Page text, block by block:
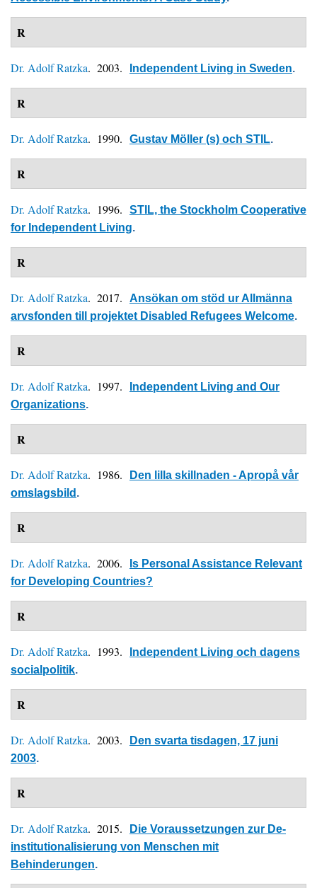
R
Dr. Adolf Ratzka. 2003. Independent Living in Sweden.
R
Dr. Adolf Ratzka. 1990. Gustav Möller (s) och STIL.
R
Dr. Adolf Ratzka. 1996.
STIL, the Stockholm Cooperative
for Independent Living.
R
Dr. Adolf Ratzka. 2017.
Ansökan om stöd ur Allmänna
arvsfonden till projektet Disabled Refugees Welcome.
R
Dr. Adolf Ratzka. 1997.
Independent Living and Our
Organizations.
R
Dr. Adolf Ratzka. 1986.
Den lilla skillnaden - Apropå vår
omslagsbild .
R
Dr. Adolf Ratzka. 2006.
Is Personal Assistance Relevant
for Developing Countries?
R
Dr. Adolf Ratzka. 1993.
Independent Living och dagens
socialpolitik.
R
Dr. Adolf Ratzka. 2003.
Den svarta tisdagen, 17 juni
2003.
R
Dr. Adolf Ratzka. 2015.
Die Voraussetzungen zur De-
institutionalisierung von Menschen mit
Behinderungen.